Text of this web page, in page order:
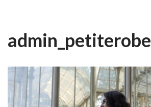
admin_petiterobe